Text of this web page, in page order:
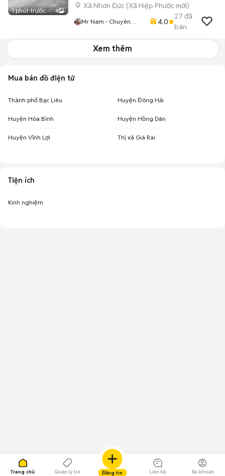
Trang chủ Quản lý tin Đăng tin Liên hệ Tài khoản
1 phút trước 4
Xã Nhơn Đức (Xã Hiệp Phước mới)
Mr Nam - Chuyên
4.0
27 đã
bán
Xem thêm
Mua bán đồ điện tử
Thành phố Bạc Liêu Huyện Đông Hải
Huyện Hòa Bình Huyện Hồng Dân
Huyện Vĩnh Lợi Thị xã Giá Rai
Tiện ích
Kinh nghiệm